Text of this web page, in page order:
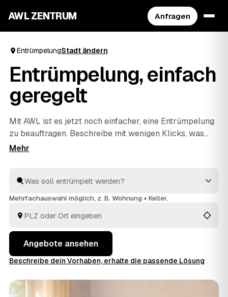
AWL ZENTRUM Anfragen
EntrümpelungStadt ändern
Entrümpelung, einfach
geregelt
Mit AWL ist es jetzt noch einfacher, eine Entrümpelung
zu beauftragen. Beschreibe mit wenigen Klicks, was
raus soll, und erhalte passende Festpreis-Angebote
– die Profis räumen schnell aus und entsorgen alles
fachgerecht. So ist dies die praktischste Art, deine
Mehrfachauswahl möglich, z. B. Wohnung + Keller.
Angebote ansehen
Beschreibe dein Vorhaben, erhalte die passende Lösung